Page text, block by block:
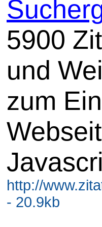
5900
und
zum
http://
- 20.9kb